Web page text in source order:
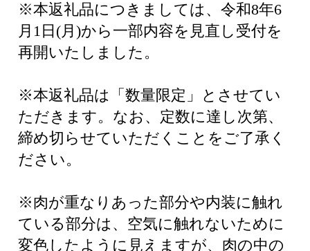
※本返礼品につきましては、令和8年6
月1日(月)から一部内容を見直し受付を
再開いたしました。
※本返礼品は「数量限定」とさせてい
ただきます。なお、定数に達し次第、
締め切らせていただくことをご了承く
ださい。
※肉が重なりあった部分や内装に触れ
ている部分は、空気に触れないために
変色したように見えますが、肉の中の